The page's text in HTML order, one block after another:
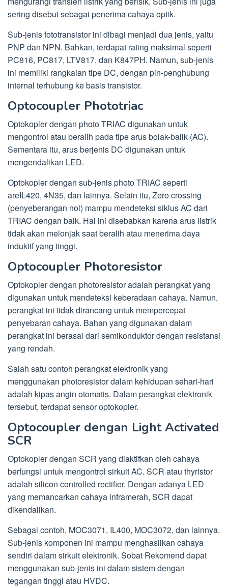
sering disebut sebagai penerima cahaya optik.
Sub-jenis fototransistor ini dibagi menjadi dua jenis, yaitu
PNP dan NPN. Bahkan, terdapat rating maksimal seperti
PC816, PC817, LTV817, dan K847PH. Namun, sub-jenis
ini memiliki rangkaian tipe DC, dengan pin-penghubung
internal terhubung ke basis transistor.
Optocoupler Phototriac
Optokopler dengan photo TRIAC digunakan untuk
mengontrol atau beralih pada tipe arus bolak-balik (AC).
Sementara itu, arus berjenis DC digunakan untuk
mengendalikan LED.
Optokopler dengan sub-jenis photo TRIAC seperti
areIL420, 4N35, dan lainnya. Selain itu, Zero crossing
(penyeberangan nol) mampu mendeteksi siklus AC dari
TRIAC dengan baik. Hal ini disebabkan karena arus listrik
tidak akan melonjak saat beralih atau menerima daya
induktif yang tinggi.
Optocoupler Photoresistor
Optokopler dengan photoresistor adalah perangkat yang
digunakan untuk mendeteksi keberadaan cahaya. Namun,
perangkat ini tidak dirancang untuk mempercepat
penyebaran cahaya. Bahan yang digunakan dalam
perangkat ini berasal dari semikonduktor dengan resistansi
yang rendah.
Salah satu contoh perangkat elektronik yang
menggunakan photoresistor dalam kehidupan sehari-hari
adalah kipas angin otomatis. Dalam perangkat elektronik
tersebut, terdapat sensor optokopler.
Optocoupler dengan Light Activated
SCR
Optokopler dengan SCR yang diaktifkan oleh cahaya
berfungsi untuk mengontrol sirkuit AC. SCR atau thyristor
adalah silicon controlled rectifier. Dengan adanya LED
yang memancarkan cahaya inframerah, SCR dapat
dikendalikan.
Sebagai contoh, MOC3071, IL400, MOC3072, dan lainnya.
Sub-jenis komponen ini mampu menghasilkan cahaya
sendiri dalam sirkuit elektronik. Sobat Rekomend dapat
menggunakan sub-jenis ini dalam sistem dengan
tegangan tinggi atau HVDC.